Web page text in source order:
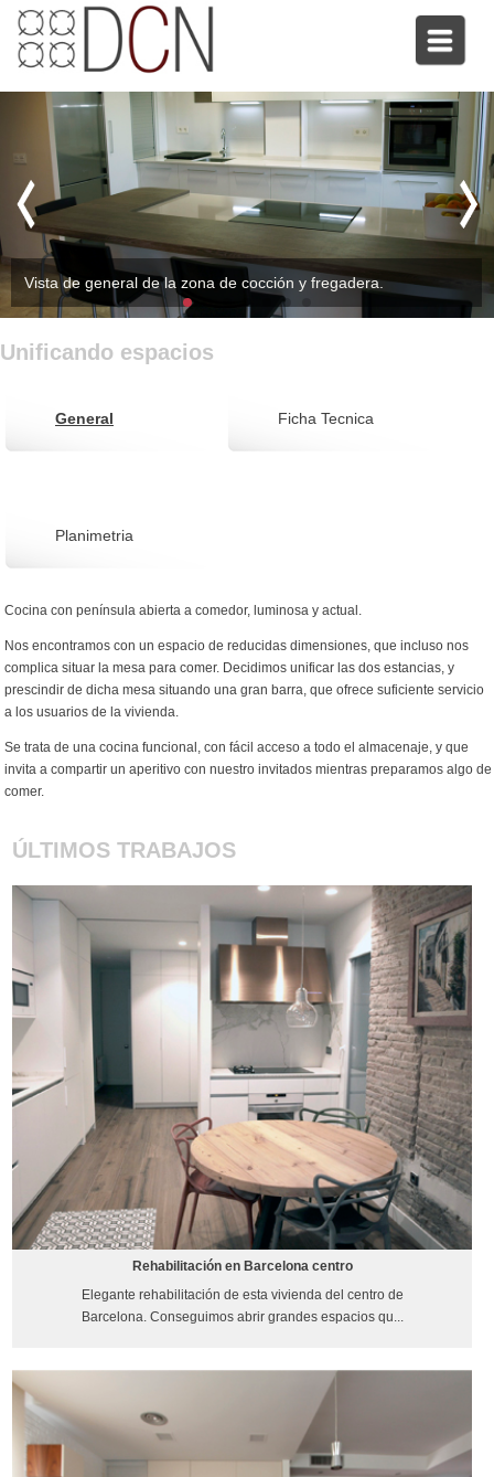
Vista de general de la zona de cocción y fregadera.
Unificando espacios
General Ficha Tecnica
Planimetria
Cocina con península abierta a comedor, luminosa y actual.
Nos encontramos con un espacio de reducidas dimensiones, que incluso nos
complica situar la mesa para comer. Decidimos unificar las dos estancias, y
prescindir de dicha mesa situando una gran barra, que ofrece suficiente servicio
a los usuarios de la vivienda.
Se trata de una cocina funcional, con fácil acceso a todo el almacenaje, y que
invita a compartir un aperitivo con nuestro invitados mientras preparamos algo de
comer.
ÚLTIMOS TRABAJOS
Rehabilitación en Barcelona centro
Elegante rehabilitación de esta vivienda del centro de
Barcelona. Conseguimos abrir grandes espacios qu...